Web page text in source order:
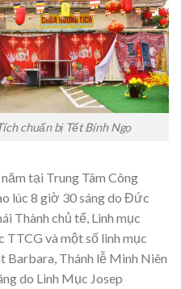
chuẩn bị Tết Bính Ngọ
tại Trung Tâm Công
lúc 8 giờ 30 sáng do Đức
Thành chủ tế, Linh mục
TTCG và một số linh mục
Barbara, Thánh lễ Minh Niên
do Linh Mục Josep